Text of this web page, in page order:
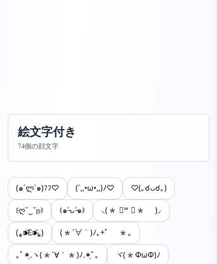
絵文字付き
74個の顔文字
(๑´ლ`๑)ﾌﾌ♡ (´,,•ω•,,)ﾉ♡ ♡(｡☌ᴗ☌｡)
꒰ღ˘‿˘ற꒱ ꒰๑˃̵ᴗ˂̵๑꒱ ⸜(* ॑꒳ ॑* )⸝
(⁎⁍̴̆Ɛ⁍̴̆⁎) (*´∀｀)ﾉ｡+ﾟ *｡
｡ﾟ✶ฺ.ヽ(*´∀｀*)ﾉ.✶ฺﾟ｡ ヾ(*ΦωΦ)ﾉ